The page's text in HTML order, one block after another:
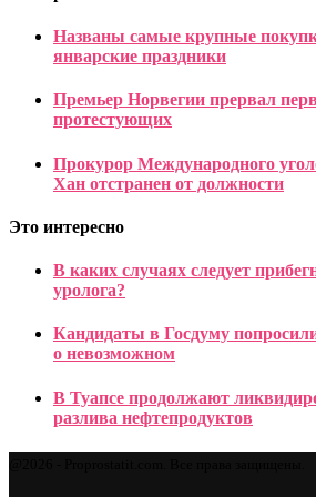
Названы самые крупные
январские праздники
Премьер Норвегии прервал
протестующих
Прокурор Международного
Хан отстранен от должности
Это интересно
В каких случаях следует
уролога?
Кандидаты в Госдуму
о невозможном
В Туапсе продолжают
разлива нефтепродуктов